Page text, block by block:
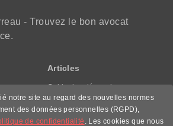
- Trouvez le bon avocat
Articles
Guide des démarches
notre site au regard des nouvelles normes
des données personnelles (RGPD),
de confidentialité . Les cookies que nous